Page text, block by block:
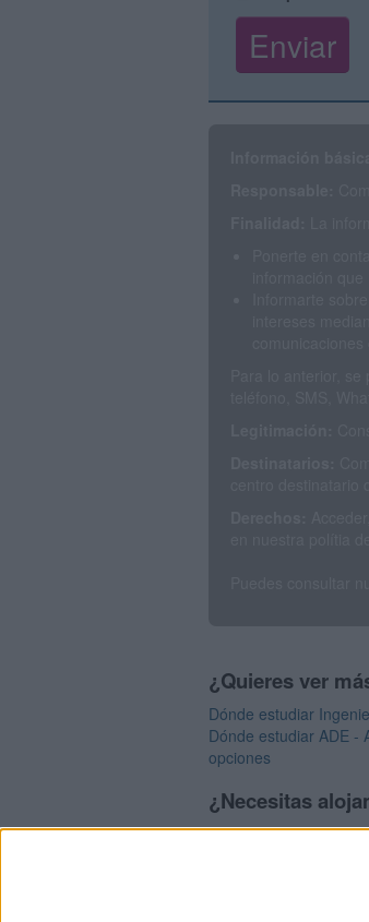
¿Quieres ver
Dónde estudiar
Dónde estudiar ADE -
opciones
¿Necesitas
>> Residencias de